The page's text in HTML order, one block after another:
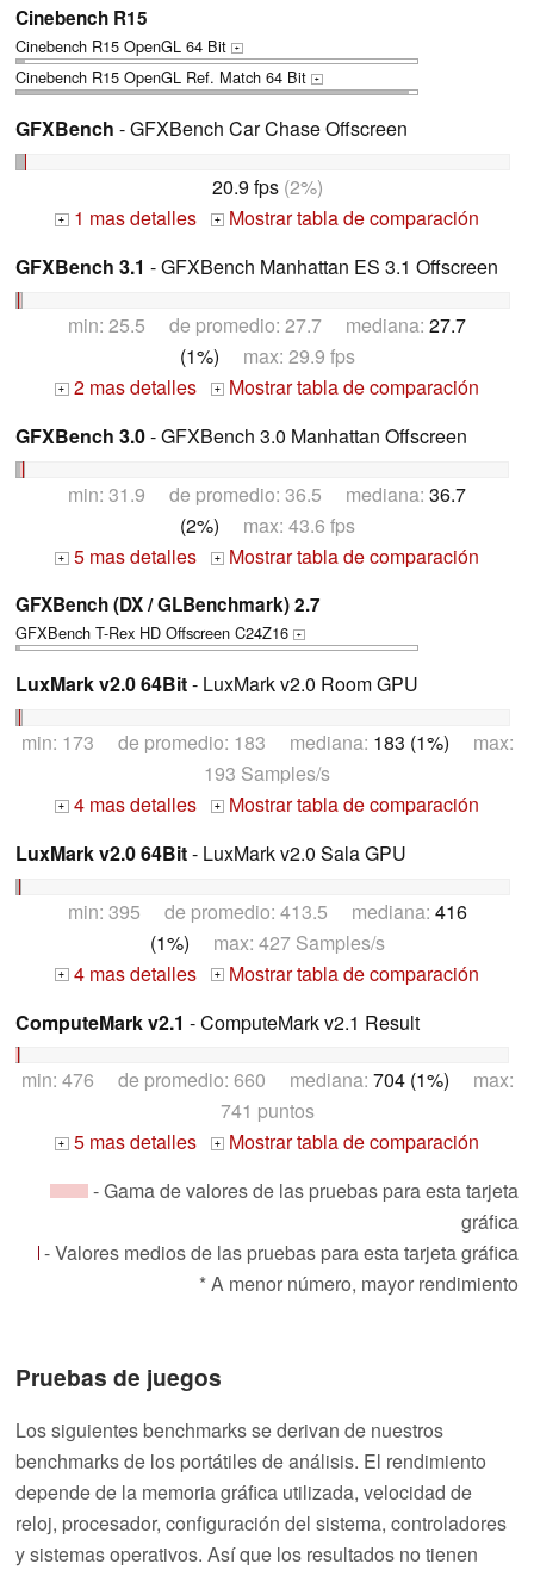
Cinebench R15
Cinebench R15 OpenGL 64 Bit +
Cinebench R15 OpenGL Ref. Match 64 Bit +
GFXBench - GFXBench Car Chase Offscreen
20.9 fps(2%)
+ 1 mas detalles +
Mostrar tabla de comparación
GFXBench 3.1 - GFXBench Manhattan ES 3.1 Offscreen
min: 25.5 de promedio: 27.7 mediana: 27.7
(1%) max: 29.9 fps
+ 2 mas detalles +
Mostrar tabla de comparación
GFXBench 3.0- GFXBench 3.0 Manhattan Offscreen
min: 31.9 de promedio: 36.5 mediana: 36.7
(2%) max: 43.6 fps
+ 5 mas detalles + Mostrar tabla de comparación
GFXBench (DX / GLBenchmark) 2.7
GFXBench T-Rex HD Offscreen C24Z16 +
LuxMark v2.0 64Bit- LuxMark v2.0 Room GPU
min: 173 de promedio: 183 mediana: 183 (1%) max:
193 Samples/s
+ 4 mas detalles +
Mostrar tabla de comparación
LuxMark v2.0 64Bit- LuxMark v2.0 Sala GPU
min: 395 de promedio: 413.5 mediana: 416
(1%) max: 427 Samples/s
+ 4 mas detalles +
Mostrar tabla de comparación
ComputeMark v2.1 - ComputeMark v2.1 Result
min: 476 de promedio: 660 mediana: 704 (1%) max:
741 puntos
+ 5 mas detalles +
Mostrar tabla de comparación
- Gama de valores de las pruebas para esta tarjeta
gráfica
- Valores medios de las pruebas para esta tarjeta gráfica
* A menor número, mayor rendimiento
Pruebas de juegos
Los siguientes benchmarks se derivan de nuestros
benchmarks de los portátiles de análisis. El rendimiento
depende de la memoria gráfica utilizada, velocidad de
reloj, procesador, configuración del sistema, controladores
y sistemas operativos. Así que los resultados no tienen